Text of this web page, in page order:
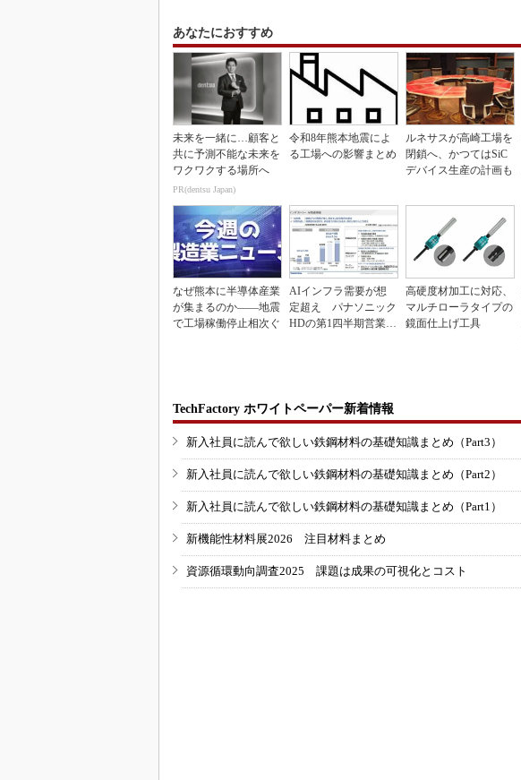
あなたにおすすめ
未来を一緒に…顧客と
共に予測不能な未来を
ワクワクする場所へ
PR(dentsu Japan)
令和8年熊本地震によ
る工場への影響まとめ
ルネサスが高崎工場を
閉鎖へ、かつてはSiC
デバイス生産の計画も
なぜ熊本に半導体産業
が集まるのか――地震
で工場稼働停止相次ぐ
AIインフラ需要が想
定超え パナソニック
HDの第1四半期営業利
高硬度材加工に対応、
マルチローラタイプの
鏡面仕上げ工具
TechFactory ホワイトペーパー新着情報
新入社員に読んで欲しい鉄鋼材料の基礎知識まとめ（Part3）
新入社員に読んで欲しい鉄鋼材料の基礎知識まとめ（Part2）
新入社員に読んで欲しい鉄鋼材料の基礎知識まとめ（Part1）
新機能性材料展2026 注目材料まとめ
資源循環動向調査2025 課題は成果の可視化とコスト